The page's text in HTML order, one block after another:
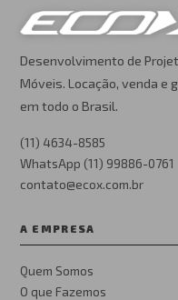
Desenvolvimento de
Móveis. Locação, venda e
em todo o Brasil.
(11) 4634-8585
WhatsApp (11) 99886-0761
contato@ecox.com.br
A EMPRESA
Quem Somos
O que Fazemos